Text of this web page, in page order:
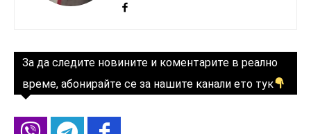
За да следите новините и коментарите в реално
време, абонирайте се за нашите канали ето тук